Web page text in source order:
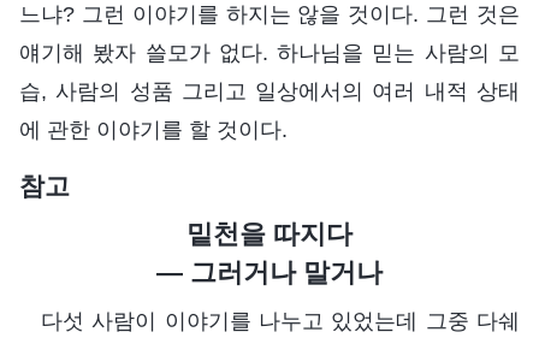
느냐? 그런 이야기를 하지는 않을 것이다. 그런 것은
얘기해 봤자 쓸모가 없다. 하나님을 믿는 사람의 모
습, 사람의 성품 그리고 일상에서의 여러 내적 상태
에 관한 이야기를 할 것이다.
참고
밑천을 따지다
— 그러거나 말거나
다섯 사람이 이야기를 나누고 있었는데 그중 다쉐